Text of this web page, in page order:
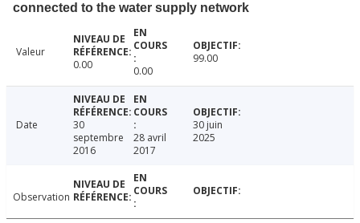
connected to the water supply network
Valeur
0.00
0.00
99.00
Date
30
septembre
2016
28 avril
2017
30 juin
2025
Observation